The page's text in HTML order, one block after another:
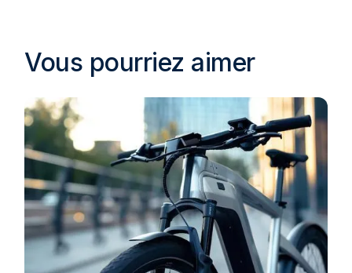
Vous pourriez aimer